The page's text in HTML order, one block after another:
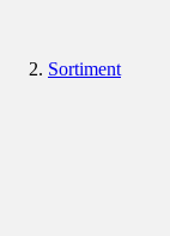
Sortiment